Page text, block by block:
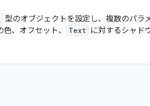
型のオブジェクトを設定し、複数のパラ
、オフセット、 Text に対するシャド